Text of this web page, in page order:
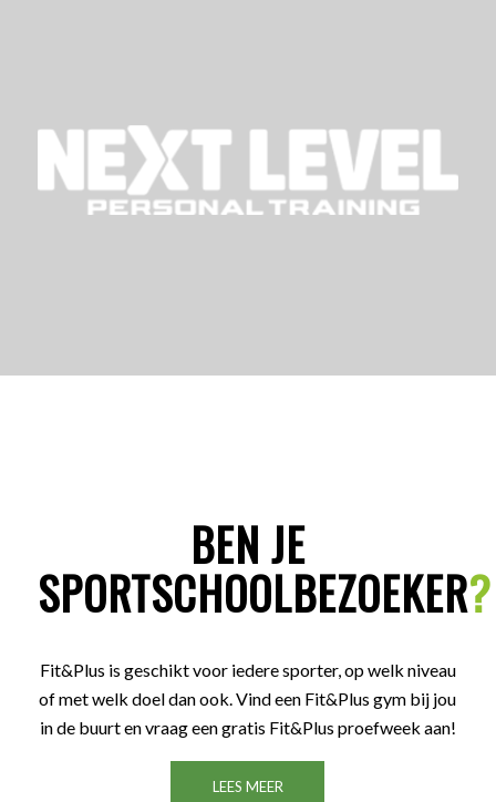
BEN JE
SPORTSCHOOLBEZOEKER?
Fit&Plus is geschikt voor iedere sporter, op welk niveau
of met welk doel dan ook. Vind een Fit&Plus gym bij jou
in de buurt en vraag een gratis Fit&Plus proefweek aan!
LEES MEER